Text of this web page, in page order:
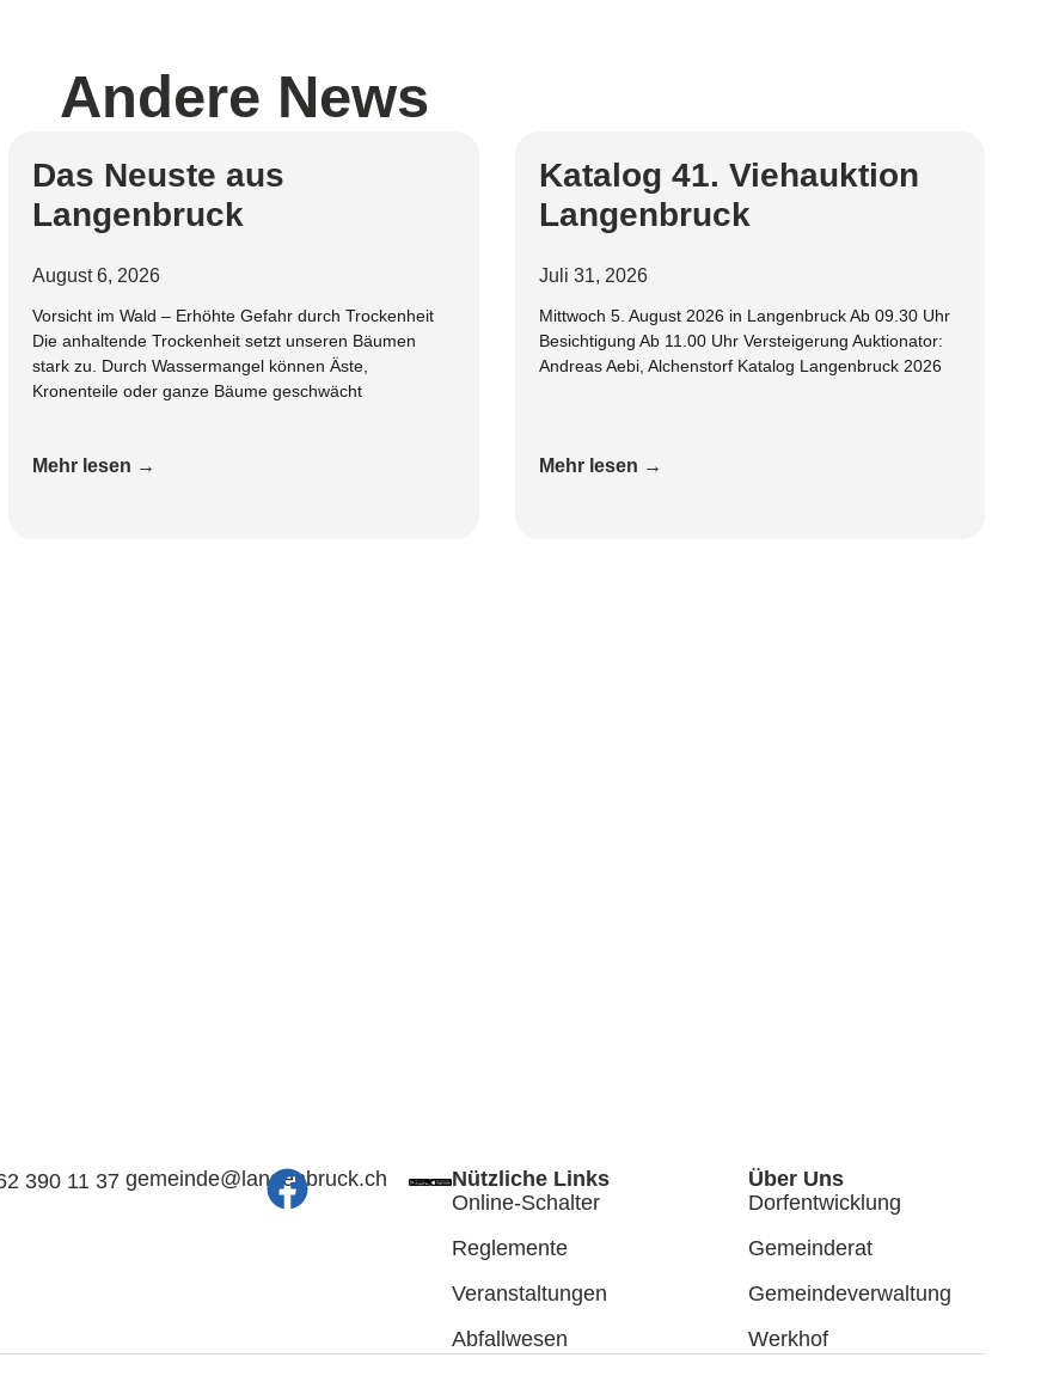
Andere News
Das Neuste aus
Langenbruck
August 6, 2026
Vorsicht im Wald – Erhöhte Gefahr durch Trockenheit
Die anhaltende Trockenheit setzt unseren Bäumen
stark zu. Durch Wassermangel können Äste,
Kronenteile oder ganze Bäume geschwächt
Mehr lesen →
Katalog 41. Viehauktion
Langenbruck
Juli 31, 2026
Mittwoch 5. August 2026 in Langenbruck Ab 09.30 Uhr
Besichtigung Ab 11.00 Uhr Versteigerung Auktionator:
Andreas Aebi, Alchenstorf Katalog Langenbruck 2026
Mehr lesen →
390 11 37 hc.kcurbnegnal
@edniemeg
Nützliche Links
Online-Schalter
Reglemente
Veranstaltungen
Abfallwesen
Über Uns
Dorfentwicklung
Gemeinderat
Gemeindeverwaltung
Werkhof